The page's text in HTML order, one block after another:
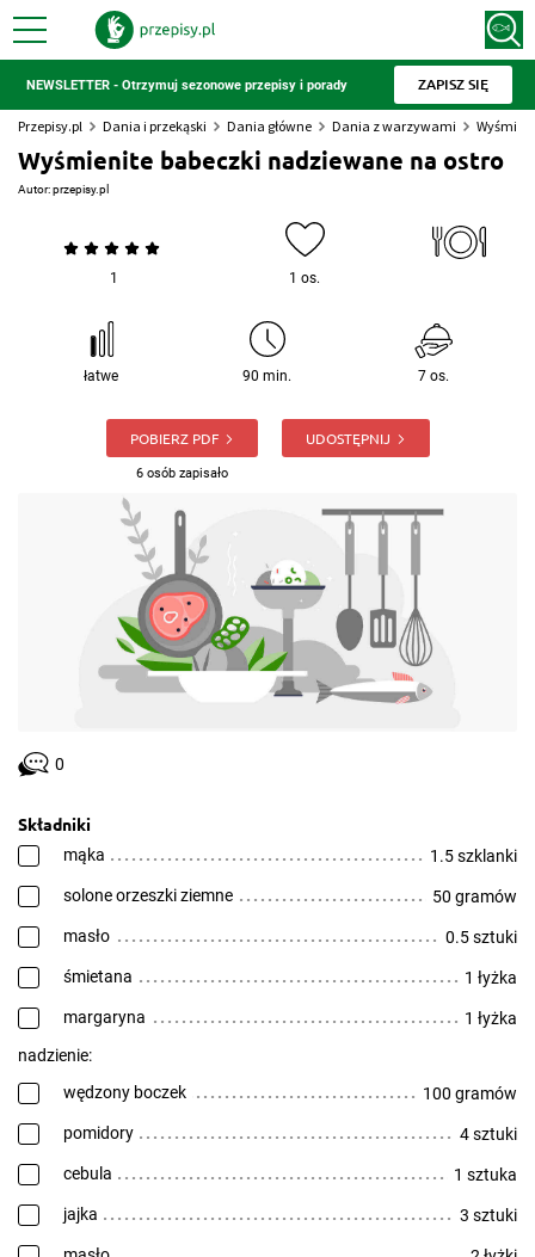
NEWSLETTER - Otrzymuj sezonowe przepisy i porady ZAPISZ SIĘ
Przepisy.pl Dania i przekąski Dania główne Dania z warzywami
Wyśmienite babeczki nadziewane na ostro
Autor:przepisy.pl
1 1 os.
łatwe 90 min. 7 os.
POBIERZ PDF
6 osób zapisało
UDOSTĘPNIJ
0
Składniki
mąka 1.5 szklanki
solone orzeszki ziemne 50 gramów
masło 0.5 sztuki
śmietana 1 łyżka
margaryna
1 łyżka
nadzienie:
wędzony boczek
100 gramów
pomidory 4 sztuki
cebula 1 sztuka
jajka 3 sztuki